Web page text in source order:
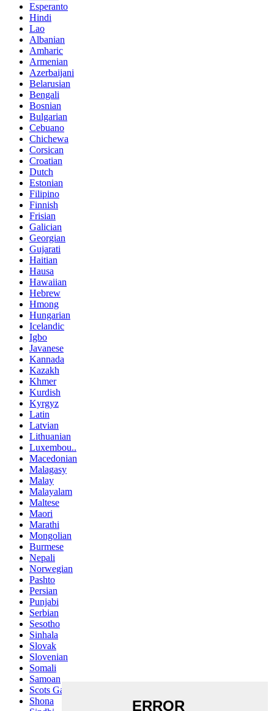
Esperanto
Hindi
Lao
Albanian
Amharic
Armenian
Azerbaijani
Belarusian
Bengali
Bosnian
Bulgarian
Cebuano
Chichewa
Corsican
Croatian
Dutch
Estonian
Filipino
Finnish
Frisian
Galician
Georgian
Gujarati
Haitian
Hausa
Hawaiian
Hebrew
Hmong
Hungarian
Icelandic
Igbo
Javanese
Kannada
Kazakh
Khmer
Kurdish
Kyrgyz
Latin
Latvian
Lithuanian
Luxembou..
Macedonian
Malagasy
Malay
Malayalam
Maltese
Maori
Marathi
Mongolian
Burmese
Nepali
Norwegian
Pashto
Persian
Punjabi
Serbian
Sesotho
Sinhala
Slovak
Slovenian
Somali
Samoan
Scots Gaelic
Shona